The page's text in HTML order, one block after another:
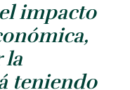
impacto
la
teniendo